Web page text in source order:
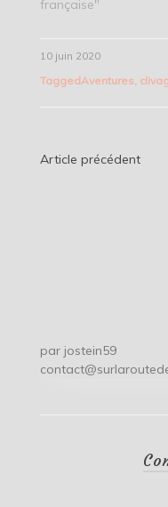
française"
10 juin 2020
TaggedAventures
Article précédent
par jostein59